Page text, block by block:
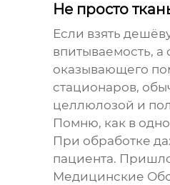
Не просто
Если взять
впитываемость, а
оказывающего
стационаров,
целлюлозой и
Помню, как в
При обработке
пациента.
Медицинские